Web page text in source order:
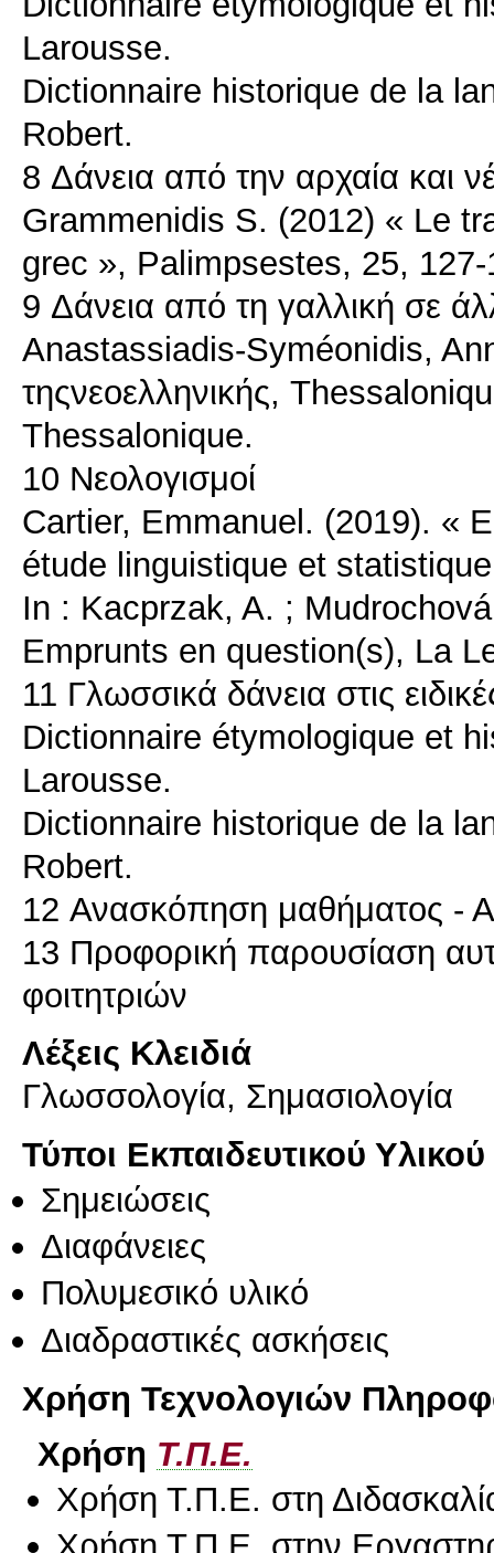
Larousse.
Dictionnaire historique de la
Robert.
8 Δάνεια από την αρχαία και
Grammenidis S. (2012) « Le
grec », Palimpsestes, 25,
9 Δάνεια από τη γαλλική σε
Anastassiadis-Syméonidis,
τηςνεοελληνικής,
Thessalonique.
10 Νεολογισμοί
Cartier, Emmanuel. (2019). «
étude linguistique et
In : Kacprzak, A. ;
Emprunts en question(s), La
11 Γλωσσικά δάνεια στις
Dictionnaire étymologique et
Larousse.
Dictionnaire historique de la
Robert.
12 Ανασκόπηση μαθήματος -
13 Προφορική παρουσίαση
Λέξεις Κλειδιά
Γλωσσολογία, Σημασιολογία
Τύποι Εκπαιδευτικού Υλικού
Σημειώσεις
Διαφάνειες
Πολυμεσικό υλικό
Διαδραστικές ασκήσεις
Χρήση Τεχνολογιών
Χρήση Τ.Π.Ε.
Χρήση Τ.Π.Ε. στη